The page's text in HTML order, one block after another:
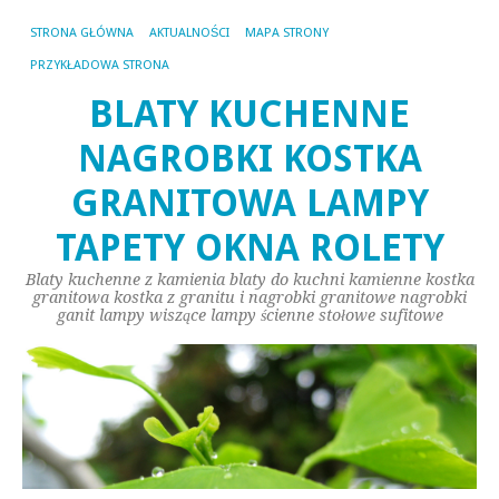
STRONA GŁÓWNA AKTUALNOŚCI MAPA STRONY
PRZYKŁADOWA STRONA
BLATY KUCHENNE
NAGROBKI KOSTKA
GRANITOWA LAMPY
TAPETY OKNA ROLETY
Blaty kuchenne z kamienia blaty do kuchni kamienne kostka
granitowa kostka z granitu i nagrobki granitowe nagrobki
ganit lampy wiszące lampy ścienne stołowe sufitowe